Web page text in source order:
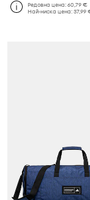
Редовна цена:60,79 €
Най-ниска цена:37,99